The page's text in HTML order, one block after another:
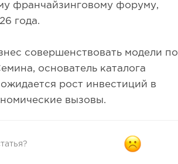
франчайзинговому форуму,
года.
совершенствовать модели по
основатель каталога
рост инвестиций в
вызовы.